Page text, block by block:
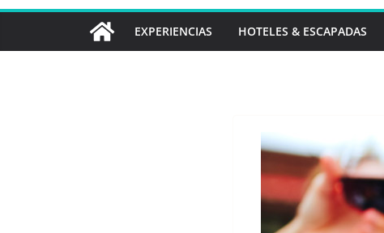
Los sabores que
identidad a países
EXPERIENCIAS HOTELES & ESCAPADAS